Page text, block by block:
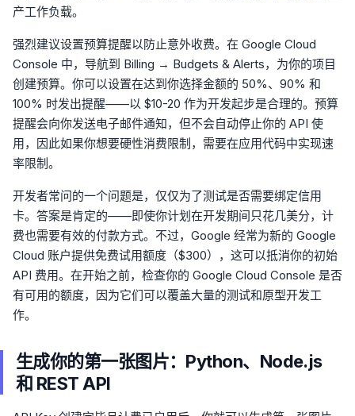
产工作负载。
强烈建议设置预算提醒以防止意外收费。在 Google Cloud
Console 中，导航到 Billing → Budgets & Alerts，为你的项目
创建预算。你可以设置在达到你选择金额的 50%、90% 和
100% 时发出提醒——以 $10-20 作为开发起步是合理的。预算
提醒会向你发送电子邮件通知，但不会自动停止你的 API 使
用，因此如果你想要硬性消费限制，需要在应用代码中实现速
率限制。
开发者常问的一个问题是，仅仅为了测试是否需要绑定信用
卡。答案是肯定的——即使你计划在开发期间只花几美分，计
费也需要有效的付款方式。不过，Google 经常为新的 Google
Cloud 账户提供免费试用额度（$300），这可以抵消你的初始
API 费用。在开始之前，检查你的 Google Cloud Console 是否
有可用的额度，因为它们可以覆盖大量的测试和原型开发工
作。
生成你的第一张图片：Python、Node.js
和 REST API